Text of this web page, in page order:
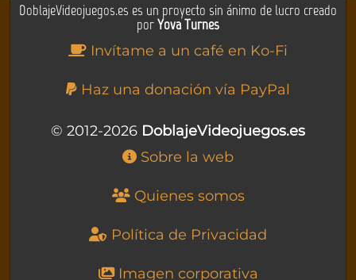
DoblajeVideojuegos.es es un proyecto sin ánimo de lucro creado
porYova Turnes
Invítame a un café en Ko-Fi
Haz una donación vía PayPal
© 2012-2026 DoblajeVideojuegos.es
Sobre la web
Quienes somos
Política de Privacidad
Imagen corporativa